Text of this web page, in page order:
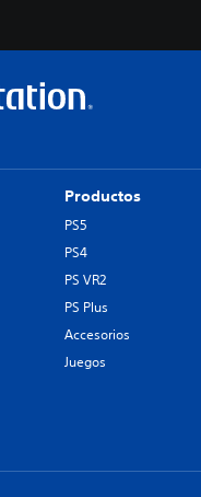
Productos
PS5
PS4
PS VR2
PS Plus
Accesorios
Juegos